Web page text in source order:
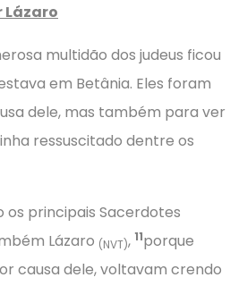
Lázaro
multidão dos judeus ficou
em Betânia. Eles foram
dele, mas também para ver
ressuscitado dentre os
os principais Sacerdotes
Lázaro (NVT), 11porque
causa dele, voltavam crendo